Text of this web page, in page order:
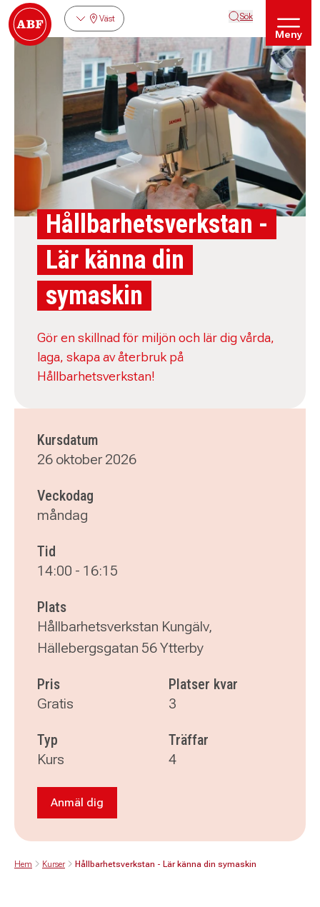
Väst Sök
Meny
Hållbarhetsverkstan -
Lär känna din
symaskin
Gör en skillnad för miljön och lär dig vårda,
laga, skapa av återbruk på
Hållbarhetsverkstan!
Kursdatum
26 oktober 2026
Veckodag
måndag
Tid
14:00 - 16:15
Plats
Hållbarhetsverkstan Kungälv,
Hällebergsgatan 56 Ytterby
Pris
Gratis
Platser kvar
3
Typ
Kurs
Träffar
4
Anmäl dig till Hållbarhetsverkstan - Lär känna
Anmäl dig
Hem Kurser Hållbarhetsverkstan - Lär känna din symaskin